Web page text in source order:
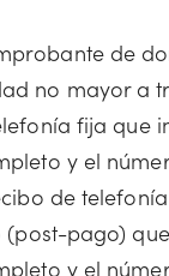
de
no mayor a
fija que
y el
de
pago)
y el